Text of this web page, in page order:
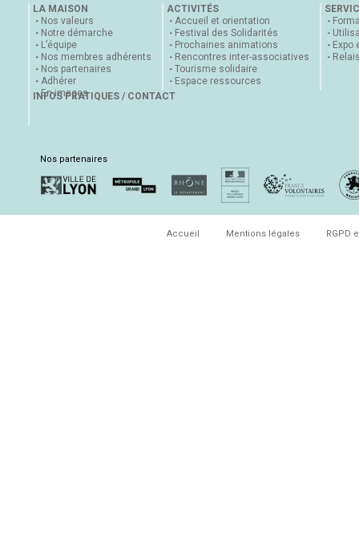
LA MAISON
Nos valeurs
Notre démarche
L’équipe
Nos membres adhérents
Nos partenaires
Adhérer
En images
ACTIVITÉS
Accueil et orientation
Festival des Solidarités
Prochaines animations
Rencontres inter-associatives
Tourisme solidaire
Espace ressources
Expo
INFOS PRATIQUES / CONTACT
Nos partenaires
Accueil Mentions légales RGPD